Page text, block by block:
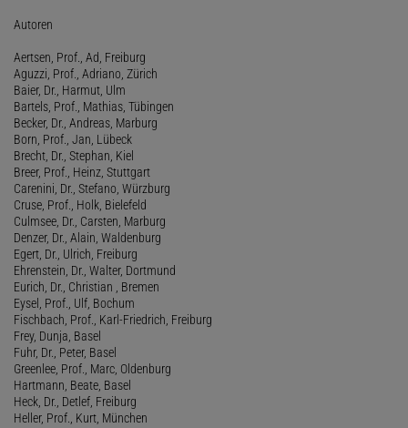
Autoren
Aertsen, Prof., Ad, Freiburg
Aguzzi, Prof., Adriano, Zürich
Baier, Dr., Harmut, Ulm
Bartels, Prof., Mathias, Tübingen
Becker, Dr., Andreas, Marburg
Born, Prof., Jan, Lübeck
Brecht, Dr., Stephan, Kiel
Breer, Prof., Heinz, Stuttgart
Carenini, Dr., Stefano, Würzburg
Cruse, Prof., Holk, Bielefeld
Culmsee, Dr., Carsten, Marburg
Denzer, Dr., Alain, Waldenburg
Egert, Dr., Ulrich, Freiburg
Ehrenstein, Dr., Walter, Dortmund
Eurich, Dr., Christian , Bremen
Eysel, Prof., Ulf, Bochum
Fischbach, Prof., Karl-Friedrich, Freiburg
Frey, Dunja, Basel
Fuhr, Dr., Peter, Basel
Greenlee, Prof., Marc, Oldenburg
Hartmann, Beate, Basel
Heck, Dr., Detlef, Freiburg
Heller, Prof., Kurt, München